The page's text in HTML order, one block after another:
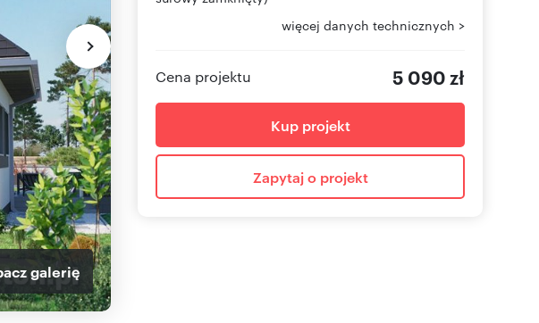
galerię
więcej danych technicznych >
Cena projektu 5 090 zł
Kup projekt
Zapytaj o projekt